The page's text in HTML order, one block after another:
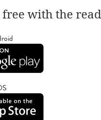
free with the